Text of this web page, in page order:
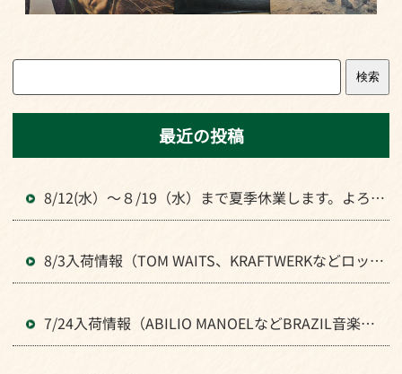
検索
最近の投稿
8/12(水）～８/19（水）まで夏季休業します。よろし
くお願いいたします。
8/3入荷情報（TOM WAITS、KRAFTWERKなどロック
全般のLPが入荷）
7/24入荷情報（ABILIO MANOELなどBRAZIL音楽のL
Pが入荷）